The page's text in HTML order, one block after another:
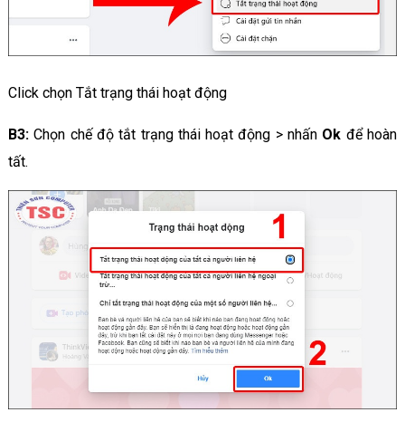
Click chọn Tắt trạng thái hoạt động
B3:Chọn chế độ tắt trạng thái hoạt động > nhấn Ok để hoàn
tất.